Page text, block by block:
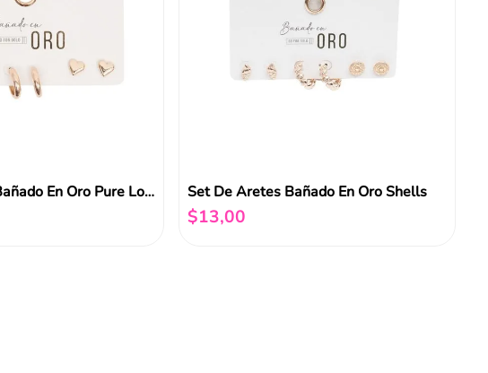
Set De Aretes Bañado En Oro Pure Love Set De Aretes Bañado En Oro Shells
$13,00